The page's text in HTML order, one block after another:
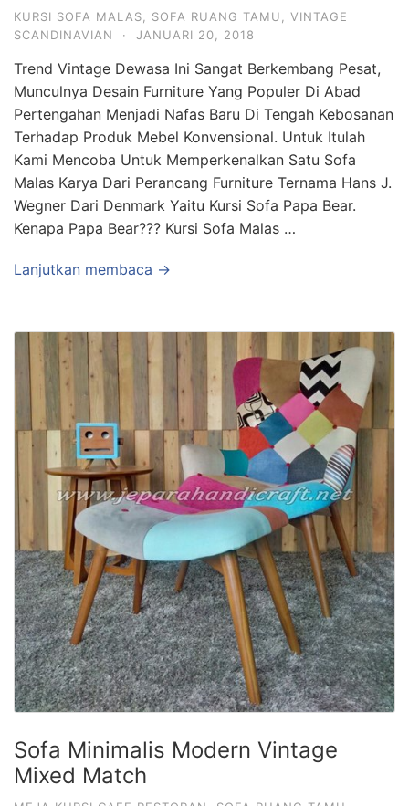
KURSI SOFA MALAS SOFA RUANG TAMU
VINTAGE
SCANDINAVIAN
· JANUARI 20, 2018
Trend Vintage Dewasa Ini Sangat Berkembang Pesat,
Munculnya Desain Furniture Yang Populer Di Abad
Pertengahan Menjadi Nafas Baru Di Tengah Kebosanan
Terhadap Produk Mebel Konvensional. Untuk Itulah
Kami Mencoba Untuk Memperkenalkan Satu Sofa
Malas Karya Dari Perancang Furniture Ternama Hans J.
Wegner Dari Denmark Yaitu Kursi Sofa Papa Bear.
Kenapa Papa Bear??? Kursi Sofa Malas …
Lanjutkan membaca →
Sofa Minimalis Modern Vintage
Mixed Match